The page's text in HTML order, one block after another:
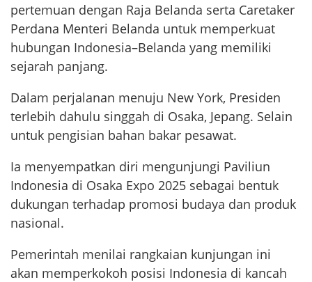
pertemuan dengan Raja Belanda serta Caretaker
Perdana Menteri Belanda untuk memperkuat
hubungan Indonesia–Belanda yang memiliki
sejarah panjang.
Dalam perjalanan menuju New York, Presiden
terlebih dahulu singgah di Osaka, Jepang. Selain
untuk pengisian bahan bakar pesawat.
Ia menyempatkan diri mengunjungi Paviliun
Indonesia di Osaka Expo 2025 sebagai bentuk
dukungan terhadap promosi budaya dan produk
nasional.
Pemerintah menilai rangkaian kunjungan ini
akan memperkokoh posisi Indonesia di kancah